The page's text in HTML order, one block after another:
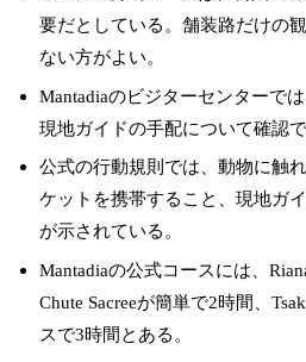
要だとしている。舗装路だけの
ない方がよい。
Mantadiaのビジターセンターで
現地ガイドの手配について確認で
公式の行動規則では、動物に触
ケットを携帯すること、現地ガ
が示されている。
Mantadiaの公式コースには、
Chute Sacreeが簡単で2時間、
スで3時間とある。